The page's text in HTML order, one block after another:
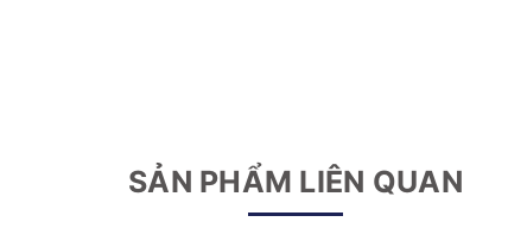
SẢN PHẨM LIÊN QUAN